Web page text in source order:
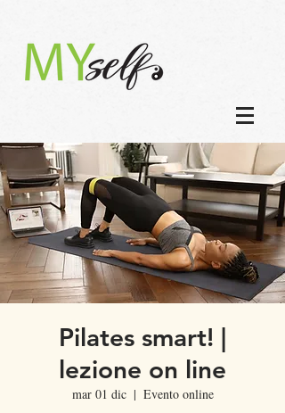
Pilates smart! |
lezione on line
mar 01 dic
  |
Evento online